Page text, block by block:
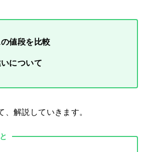
値段を比較
について
、解説していきます。